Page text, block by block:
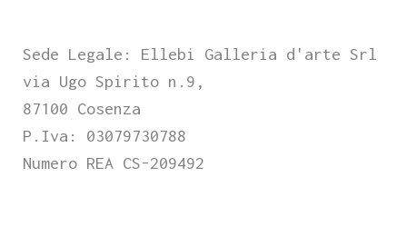
Sede Legale: Ellebi Galleria d'arte Srl
via Ugo Spirito n.9,
87100 Cosenza
P.Iva: 03079730788
Numero REA CS-209492